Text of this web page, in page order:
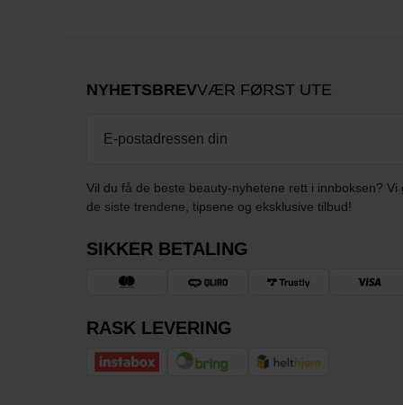
NYHETSBREVVÆR FØRST UTE
Vil du få de beste beauty-nyhetene rett i innboksen? Vi
de siste trendene, tipsene og eksklusive tilbud!
SIKKER BETALING
RASK LEVERING